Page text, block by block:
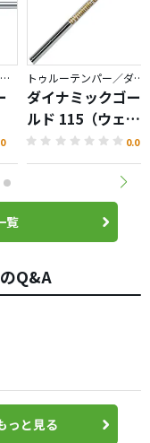
トゥルーテンパー／ダイナミックゴールド トゥルーテンパー／ダイナミックゴールド
ダイナミックゴー
ルド 115（ウェッ
ジ専用）
0.0
覧
Q&A
っと見る